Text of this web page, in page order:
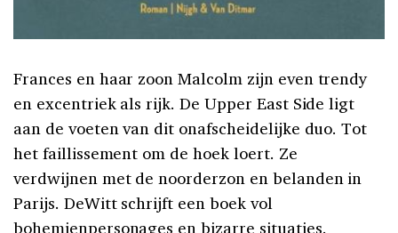
Frances en haar zoon Malcolm zijn even trendy
en excentriek als rijk. De Upper East Side ligt
aan de voeten van dit onafscheidelijke duo. Tot
het faillissement om de hoek loert. Ze
verdwijnen met de noorderzon en belanden in
Parijs. DeWitt schrijft een boek vol
bohemienpersonages en bizarre situaties.